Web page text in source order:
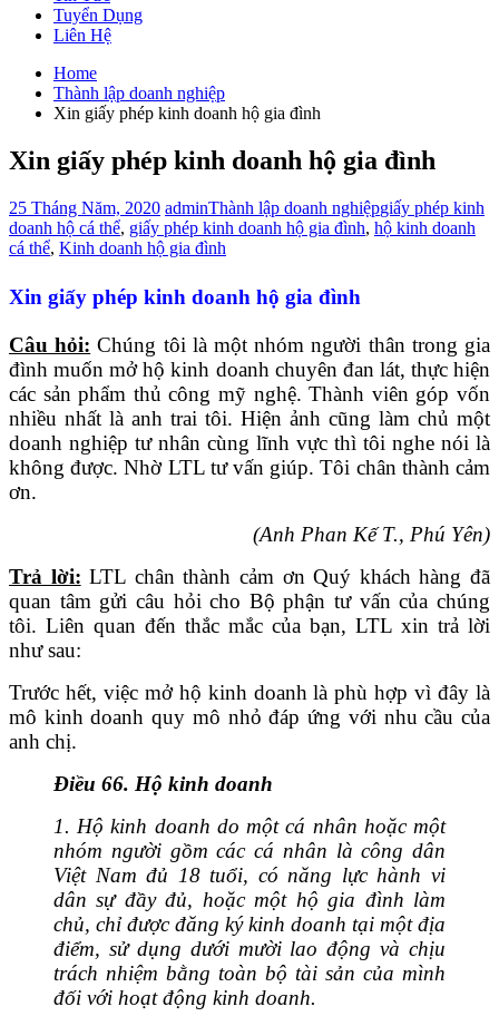
Tuyển Dụng
Liên Hệ
Home
Thành lập doanh nghiệp
Xin giấy phép kinh doanh hộ gia đình
Xin giấy phép kinh doanh hộ gia đình
25 Tháng Năm, 2020 adminThành lập doanh nghiệpgiấy phép kinh
doanh hộ cá thể, giấy phép kinh doanh hộ gia đình, hộ kinh doanh
cá thể, Kinh doanh hộ gia đình
Xin giấy phép kinh doanh hộ gia đình
Câu hỏi: Chúng tôi là một nhóm người thân trong gia
đình muốn mở hộ kinh doanh chuyên đan lát, thực hiện
các sản phẩm thủ công mỹ nghệ. Thành viên góp vốn
nhiều nhất là anh trai tôi. Hiện ảnh cũng làm chủ một
doanh nghiệp tư nhân cùng lĩnh vực thì tôi nghe nói là
không được. Nhờ LTL tư vấn giúp. Tôi chân thành cảm
ơn.
(Anh Phan Kế T., Phú Yên)
Trả lời: LTL chân thành cảm ơn Quý khách hàng đã
quan tâm gửi câu hỏi cho Bộ phận tư vấn của chúng
tôi. Liên quan đến thắc mắc của bạn, LTL xin trả lời
như sau:
Trước hết, việc mở hộ kinh doanh là phù hợp vì đây là
mô kinh doanh quy mô nhỏ đáp ứng với nhu cầu của
anh chị.
Điều 66. Hộ kinh doanh
1. Hộ kinh doanh do một cá nhân hoặc một
nhóm người gồm các cá nhân là công dân
Việt Nam đủ 18 tuổi, có năng lực hành vi
dân sự đầy đủ, hoặc một hộ gia đình làm
chủ, chỉ được đăng ký kinh doanh tại một địa
điểm, sử dụng dưới mười lao động và chịu
trách nhiệm bằng toàn bộ tài sản của mình
đối với hoạt động kinh doanh.